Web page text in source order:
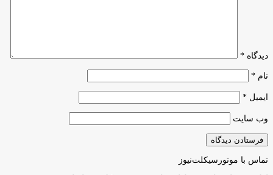
دیدگاه *
نام *
ایمیل *
وب‌ سایت
تماس با موتورسیکلت‌نیوز